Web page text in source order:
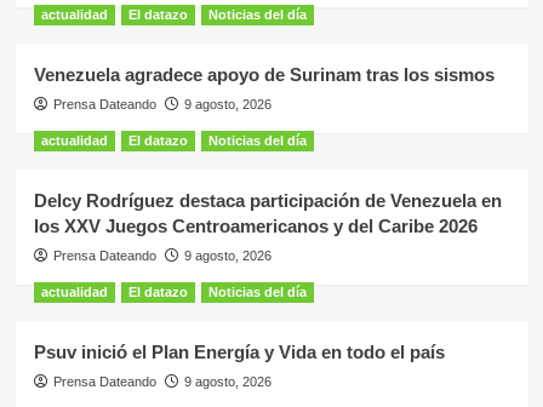
actualidad El datazo Noticias del día
Venezuela agradece apoyo de Surinam tras los sismos
Prensa Dateando 9 agosto, 2026
actualidad El datazo Noticias del día
Delcy Rodríguez destaca participación de Venezuela en
los XXV Juegos Centroamericanos y del Caribe 2026
Prensa Dateando 9 agosto, 2026
actualidad El datazo Noticias del día
Psuv inició el Plan Energía y Vida en todo el país
Prensa Dateando 9 agosto, 2026